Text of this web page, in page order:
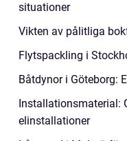
situationer
Vikten av pålitliga
Flytspackling i
Båtdynor i Göteborg:
Installationsmaterial:
elinstallationer